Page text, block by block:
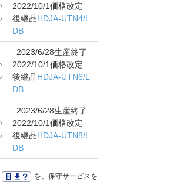
2022/10/1価格改定
後継品HDJA-UTN4/L
DB
2023/6/28生産終了
2022/10/1価格改定
後継品HDJA-UTN6/L
DB
2023/6/28生産終了
2022/10/1価格改定
後継品HDJA-UTN8/L
DB
を、保守サービスを